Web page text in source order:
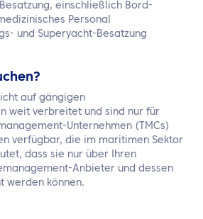
einschließlich Bord-
Personal
und Superyacht-Besatzung
auf gängigen
weit verbreitet und sind nur für
Unternehmen (TMCs)
verfügbar, die im maritimen Sektor
dass sie nur über Ihren
Anbieter und dessen
werden können.